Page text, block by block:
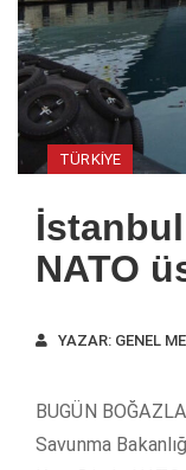
TÜRKIYE
İstanbul
NATO
YAZAR: GENEL
BUGÜN
Savunma